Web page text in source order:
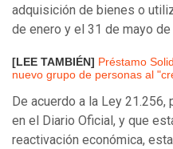
adquisición de bienes o
de enero y el 31 de mayo de
[LEE TAMBIÉN] Préstamo
nuevo grupo de personas al
De acuerdo a la Ley
en el Diario Oficial, y que
reactivación económica,